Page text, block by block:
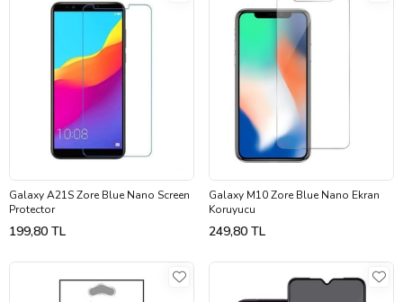
Galaxy A21S Zore Blue Nano Screen
Protector
199,80 TL
Galaxy M10 Zore Blue Nano Ekran
Koruyucu
249,80 TL